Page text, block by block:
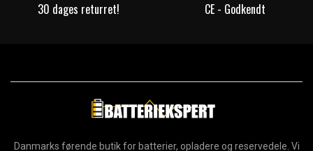
30 dages returret! CE - Godkendt
Danmarks førende butik for batterier, opladere og reservedele. Vi